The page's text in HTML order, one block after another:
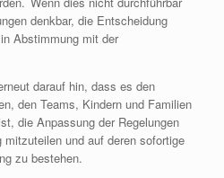
denkbar, die Entscheidung
Abstimmung mit der
darauf hin, dass es den
den Teams, Kindern und Familien
die Anpassung der Regelungen
mitzuteilen und auf deren sofortige
zu bestehen.